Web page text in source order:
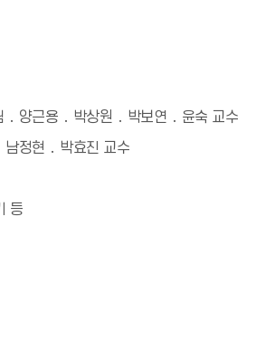
양근용 ․ 박상원 ․ 박보연 ․ 윤숙 교수
남정현 ․ 박효진 교수
등